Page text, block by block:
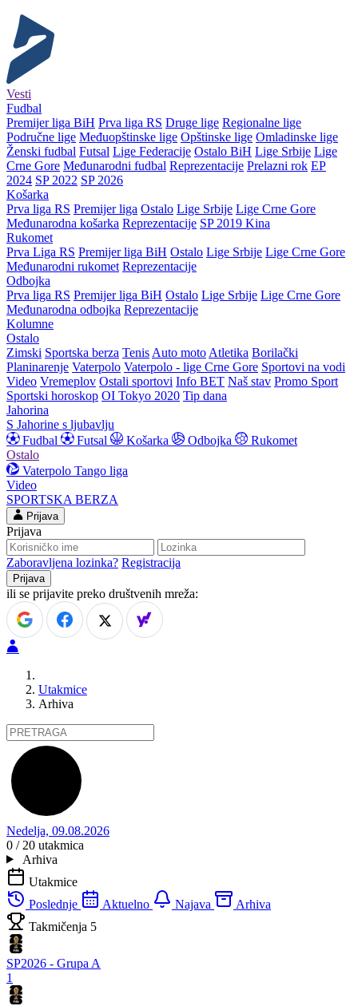
Vesti
Fudbal
Premijer liga BiH Prva liga RS Druge lige Regionalne lige
Područne lige Međuopštinske lige Opštinske lige Omladinske lige
Ženski fudbal Futsal Lige Federacije Ostalo BiH Lige Srbije Lige
Crne Gore Međunarodni fudbal Reprezentacije Prelazni rok EP
2024 SP 2022 SP 2026
Košarka
Prva liga RS Premijer liga Ostalo Lige Srbije Lige Crne Gore
Međunarodna košarka Reprezentacije SP 2019 Kina
Rukomet
Prva Liga RS Premijer liga BiH Ostalo Lige Srbije Lige Crne Gore
Međunarodni rukomet Reprezentacije
Odbojka
Prva liga RS Premijer liga BiH Ostalo Lige Srbije Lige Crne Gore
Međunarodna odbojka Reprezentacije
Kolumne
Ostalo
Zimski Sportska berza Tenis Auto moto Atletika Borilački
Planinarenje Vaterpolo Vaterpolo - lige Crne Gore Sportovi na vodi
Video Vremeplov Ostali sportovi Info BET Naš stav Promo Sport
Sportski horoskop OI Tokyo 2020 Tip dana
Jahorina
S Jahorine s ljubavlju
Fudbal
Futsal Košarka Odbojka
Rukomet
Ostalo
Vaterpolo Tango liga
Video
SPORTSKA BERZA
Prijava
Prijava
Zaboravljena lozinka? Registracija
ili se prijavite preko društvenih mreža:
Utakmice
Arhiva
Nedelja, 09.08.2026
0 / 20 utakmica
Arhiva
Utakmice
Poslednje
Aktuelno Najava
Arhiva
Takmičenja 5
SP2026 - Grupa A
1